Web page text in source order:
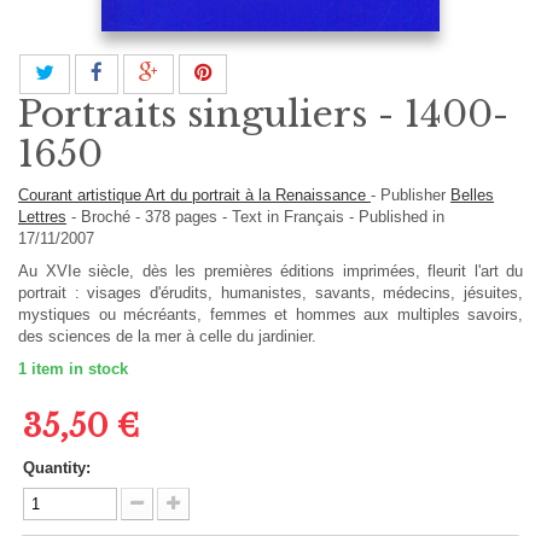
Portraits singuliers - 1400-
1650
Courant artistique Art du portrait à la Renaissance - Publisher Belles
Lettres - Broché - 378 pages - Text in Français - Published in
17/11/2007
Au XVIe siècle, dès les premières éditions imprimées, fleurit l'art du
portrait : visages d'érudits, humanistes, savants, médecins, jésuites,
mystiques ou mécréants, femmes et hommes aux multiples savoirs,
des sciences de la mer à celle du jardinier.
1 item in stock
35,50 €
Quantity: